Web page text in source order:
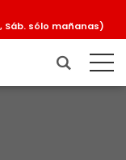
Sáb. sólo mañanas)